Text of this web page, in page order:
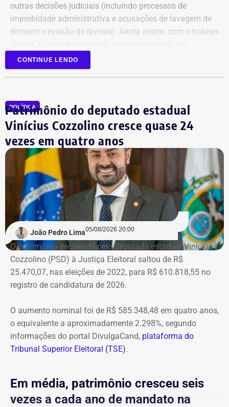
outras decisões judiciais (incluindo processos de
improbidade administrativa e acusações de lavagem de
dinheiro e evasão de divisas). Ainda assim, com o habeas
setembro de 2025.
Mas, agora, que o ministro do Supremo afirmou que o
habeas corpus não vale mais, pode ser afastado do cargo
a qualquer momento. De novo.
Na prática, a manifestação do
ministro extingue o processo
O próprio Nunes Marques havia concedido o habeas
corpus a Graciosa, citando o “excesso de prazo da
medida cautelar de afastamento do cargo”, uma vez que
ainda não havia, na ocasião, sentença condenatória no
processo em que Graciosa era réu no processo por
lavagem de dinheiro, que se arrastava desde 2021.
Mas a decisão, e a condenação, acabaram saindo cinco
meses depois.
Na prática, a manifestação do ministro extinguiu o
condenação e a determinação de perda de cargo no STJ
— e inviabilizou o pedido de extensão formulado por
Marco Antônio.
CONTINUE LENDO
POLÍTICA
Patrimônio do deputado estadual
Vinícius Cozzolino cresce quase 24
vezes em quatro anos
João Pedro Lima05/08/2026 20:00
O patrimônio declarado pelo deputado estadual Vinícius
Cozzolino (PSD) à Justiça Eleitoral saltou de R$
25.470,07, nas eleições de 2022, para R$ 610.818,55 no
registro de candidatura de 2026.
O aumento nominal foi de R$ 585.348,48 em quatro anos,
o equivalente a aproximadamente 2.298%, segundo
informações do portal DivulgaCand, plataforma do
Tribunal Superior Eleitoral (TSE).
Em média, patrimônio cresceu seis
vezes a cada ano de mandato na